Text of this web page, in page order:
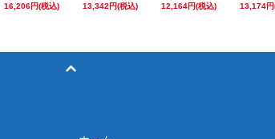
16,206円(税込)
13,342円(税込)
12,164円(税込)
13,174円